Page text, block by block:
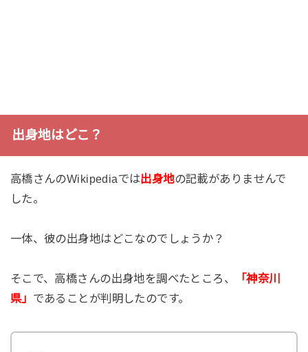
出身地はどこ？
高橋さんのWikipediaでは出身地の記載がありませんで
した。
一体、彼の出身地はどこなのでしょうか？
そこで、高橋さんの出身地を調べたところ、
「神奈川
県」 であることが判明したのです。